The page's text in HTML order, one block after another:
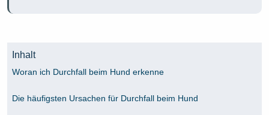
Inhalt
Woran ich Durchfall beim Hund erkenne
Die häufigsten Ursachen für Durchfall beim Hund